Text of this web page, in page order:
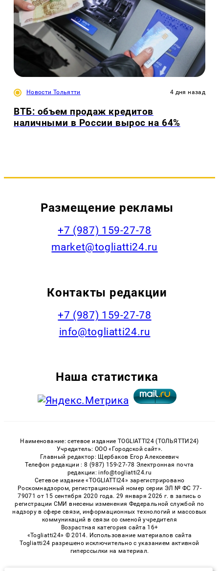
Новости Тольятти 4 дня назад
ВТБ: объем продаж кредитов
наличными в России вырос на 64%
Размещение рекламы
+7 (987) 159-27-78
market@togliatti24.ru
Контакты редакции
+7 (987) 159-27-78
info@togliatti24.ru
Наша статистика
Наименование: сетевое издание TOGLIATTI24 (ТОЛЬЯТТИ24)
Учредитель: ООО «Городской сайт».
Главный редактор: Щербаков Егор Алексеевич
Телефон редакции : 8 (987) 159-27-78 Электронная почта
редакции: info@togliatti24.ru
Сетевое издание «TOGLIATTI24» зарегистрировано
Роскомнадзором, регистрационный номер серии ЭЛ № ФС 77-
79071 от 15 сентября 2020 года. 29 января 2026 г. в запись о
регистрации СМИ внесены изменения Федеральной службой по
надзору в сфере связи, информационных технологий и массовых
коммуникаций в связи со сменой учредителя
Возрастная категория сайта 16+
«Togliatti24» © 2014. Использование материалов сайта
Togliatti24 разрешено исключительно с указанием активной
гиперссылки на материал.